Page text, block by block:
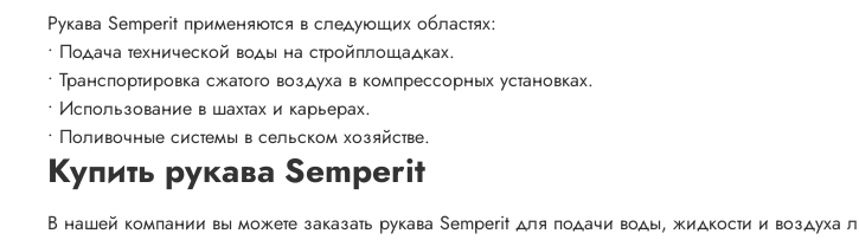
Рукава Semperit применяются в следующих областях:
• Подача технической воды на стройплощадках.
• Транспортировка сжатого воздуха в компрессорных установках.
• Использование в шахтах и карьерах.
• Поливочные системы в сельском хозяйстве.
Купить рукава Semperit
В нашей компании вы можете заказать рукава Semperit для подачи воды, жидкости и воздуха